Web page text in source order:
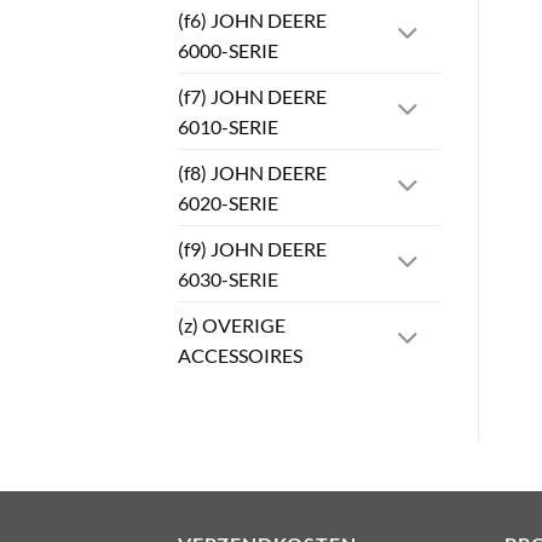
(f6) JOHN DEERE
6000-SERIE
(f7) JOHN DEERE
6010-SERIE
(f8) JOHN DEERE
6020-SERIE
(f9) JOHN DEERE
6030-SERIE
(z) OVERIGE
ACCESSOIRES